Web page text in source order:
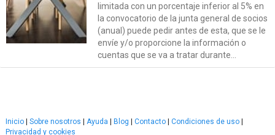
limitada con un porcentaje inferior al 5% en
la convocatorio de la junta general de socios
(anual) puede pedir antes de esta, que se le
envíe y/o proporcione la información o
cuentas que se va a tratar durante...
Inicio Sobre nosotros Ayuda Blog Contacto Condiciones de uso
Privacidad y cookies